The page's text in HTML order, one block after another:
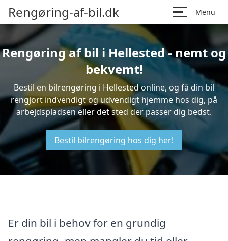
Rengøring-af-bil.dk Menu
Rengøring af bil i Hellested - nemt og
bekvemt!
Bestil en bilrengøring i Hellested online, og få din bil
rengjort indvendigt og udvendigt hjemme hos dig, på
arbejdspladsen eller det sted der passer dig bedst.
Bestil bilrengøring hos dig her!
Er din bil i behov for en grundig